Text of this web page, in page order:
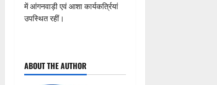
में आंगनवाड़ी एवं आशा कार्यकर्त्रियां
उपस्थित रहीं।
o
ABOUT THE AUTHOR